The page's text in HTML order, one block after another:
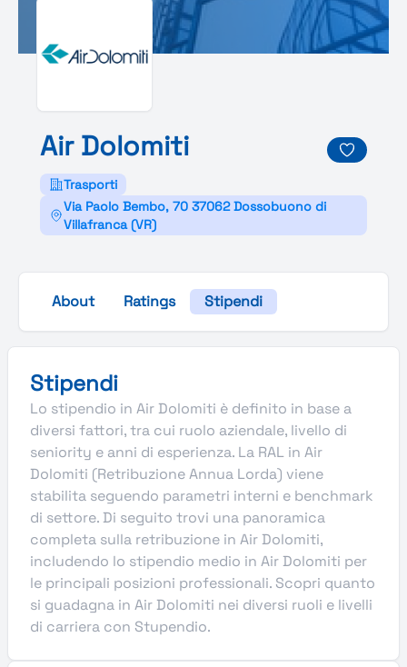
Air Dolomiti
Trasporti
Via Paolo Bembo, 70 37062 Dossobuono di
Villafranca (VR)
About Ratings Stipendi
Stipendi
Lo stipendio in Air Dolomiti è definito in base a
diversi fattori, tra cui ruolo aziendale, livello di
seniority e anni di esperienza. La RAL in Air
Dolomiti (Retribuzione Annua Lorda) viene
stabilita seguendo parametri interni e benchmark
di settore. Di seguito trovi una panoramica
completa sulla retribuzione in Air Dolomiti,
includendo lo stipendio medio in Air Dolomiti per
le principali posizioni professionali. Scopri quanto
si guadagna in Air Dolomiti nei diversi ruoli e livelli
di carriera con Stupendio.